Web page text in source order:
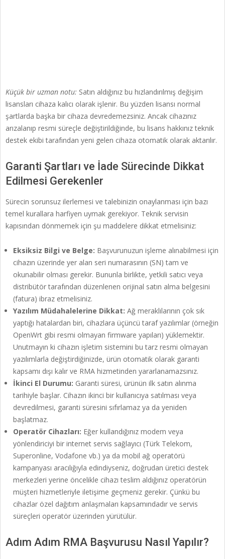
Küçük bir uzman notu: Satın aldığınız bu hızlandırılmış değişim
lisansları cihaza kalıcı olarak işlenir. Bu yüzden lisansı normal
şartlarda başka bir cihaza devredemezsiniz. Ancak cihazınız
arızalanıp resmi süreçle değiştirildiğinde, bu lisans hakkınız teknik
destek ekibi tarafından yeni gelen cihaza otomatik olarak aktarılır.
Garanti Şartları ve İade Sürecinde Dikkat
Edilmesi Gerekenler
Sürecin sorunsuz ilerlemesi ve talebinizin onaylanması için bazı
temel kurallara harfiyen uymak gerekiyor. Teknik servisin
kapısından dönmemek için şu maddelere dikkat etmelisiniz:
Eksiksiz Bilgi ve Belge: Başvurunuzun işleme alınabilmesi için
cihazın üzerinde yer alan seri numarasının (SN) tam ve
okunabilir olması gerekir. Bununla birlikte, yetkili satıcı veya
distribütör tarafından düzenlenen orijinal satın alma belgesini
(fatura) ibraz etmelisiniz.
Yazılım Müdahalelerine Dikkat: Ağ meraklılarının çok sık
yaptığı hatalardan biri, cihazlara üçüncü taraf yazılımlar (örneğin
OpenWrt gibi resmi olmayan firmware yapıları) yüklemektir.
Unutmayın ki cihazın işletim sistemini bu tarz resmi olmayan
yazılımlarla değiştirdiğinizde, ürün otomatik olarak garanti
kapsamı dışı kalır ve RMA hizmetinden yararlanamazsınız.
İkinci El Durumu: Garanti süresi, ürünün ilk satın alınma
tarihiyle başlar. Cihazın ikinci bir kullanıcıya satılması veya
devredilmesi, garanti süresini sıfırlamaz ya da yeniden
başlatmaz.
Operatör Cihazları: Eğer kullandığınız modem veya
yönlendiriciyi bir internet servis sağlayıcı (Türk Telekom,
Superonline, Vodafone vb.) ya da mobil ağ operatörü
kampanyası aracılığıyla edindiyseniz, doğrudan üretici destek
merkezleri yerine öncelikle cihazı teslim aldığınız operatörün
müşteri hizmetleriyle iletişime geçmeniz gerekir. Çünkü bu
cihazlar özel dağıtım anlaşmaları kapsamındadır ve servis
süreçleri operatör üzerinden yürütülür.
Adım Adım RMA Başvurusu Nasıl Yapılır?